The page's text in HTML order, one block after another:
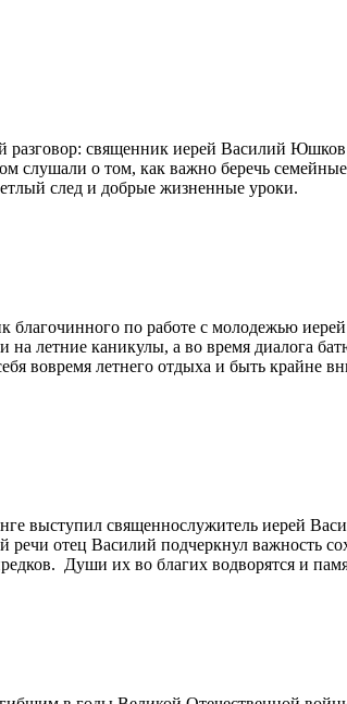
разговор: священник иерей Василий Юшков
слушали о том, как важно беречь
след и добрые жизненные уроки.
благочинного по работе с молодежью
на летние каникулы, а во время диалога
вовремя летнего отдыха и быть крайне
выступил священнослужитель иерей
отец Василий подчеркнул важность
Души их во благих водворятся и